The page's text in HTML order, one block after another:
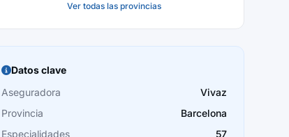
Burgos
Cáceres
Cádiz
Ver todas las provincias
Datos clave
Aseguradora
Vivaz
Provincia
Barcelona
Especialidades
57